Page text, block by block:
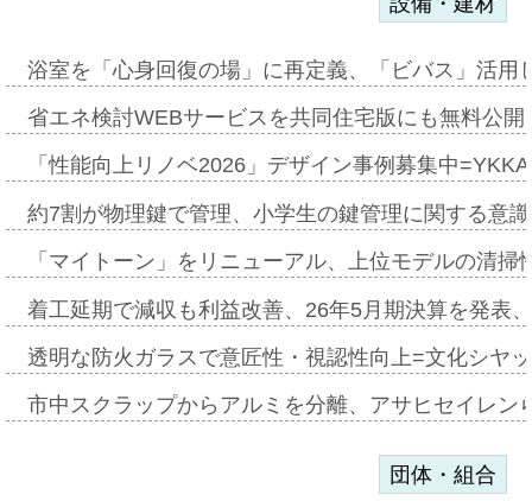
浴室を「心身回復の場」に再定義、「ビバス」活
省エネ検討WEBサービスを共同住宅版にも無料公
「性能向上リノベ2026」デザイン事例募集中
約7割が物理鍵で管理、小学生の鍵管理に関する意
「マイトーン」をリニューアル、上位モデルの清
着工延期で減収も利益改善、26年5月期決算を発表
透明な防火ガラスで意匠性・視認性向上=文化シヤ
市中スクラップからアルミを分離、アサヒセイレ
団体・組合